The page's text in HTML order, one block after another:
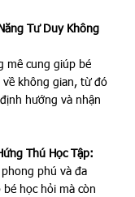
Tư Duy Không
mê cung giúp bé
không gian, từ đó
hướng và nhận
Thú Học Tập:
phong phú và đa
học hỏi mà còn